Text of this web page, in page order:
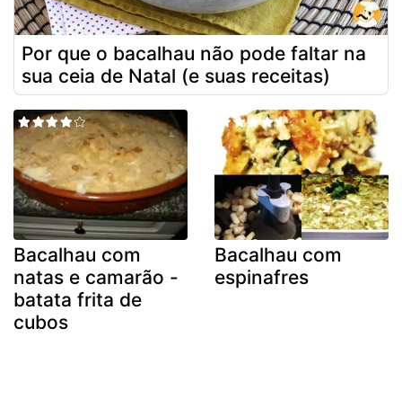
Por que o bacalhau não pode faltar na
sua ceia de Natal (e suas receitas)
Bacalhau com
natas e camarão -
batata frita de
cubos
Bacalhau com
espinafres